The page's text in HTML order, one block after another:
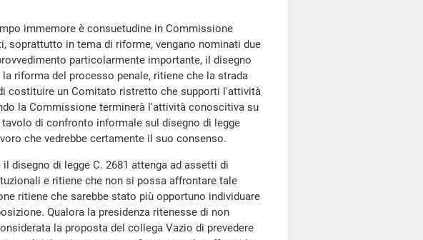
immemore è consuetudine in Commissione
soprattutto in tema di riforme, vengano nominati due
particolarmente importante, il disegno
riforma del processo penale, ritiene che la strada
costituire un Comitato ristretto che supporti l'attività
la Commissione terminerà l'attività conoscitiva su
di confronto informale sul disegno di legge
che vedrebbe certamente il suo consenso.
disegno di legge C. 2681 attenga ad assetti di
e ritiene che non si possa affrontare tale
ritiene che sarebbe stato più opportuno individuare
Qualora la presidenza ritenesse di non
la proposta del collega Vazio di prevedere